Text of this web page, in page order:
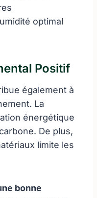
optimal
Positif
également à
La
énergétique
De plus,
limite les
bonne